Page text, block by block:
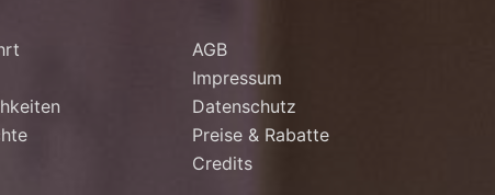
AGB
Impressum
Datenschutz
Preise & Rabatte
Credits